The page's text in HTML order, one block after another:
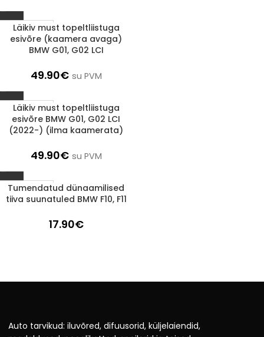
1-3 d.d.
Läikiv must topeltliistuga
esivõre (kaamera avaga)
BMW G01, G02 LCI
49.90€ su PVM
1-3 d.d.
Läikiv must topeltliistuga
esivõre BMW G01, G02 LCI
(2022-) (ilma kaamerata)
49.90€ su PVM
1-3 d.d.
Tumendatud dünaamilised
tiiva suunatuled BMW F10, F11
17.90€
Auto tarvikud: iluvõred, difuusorid, küljelaiendid,